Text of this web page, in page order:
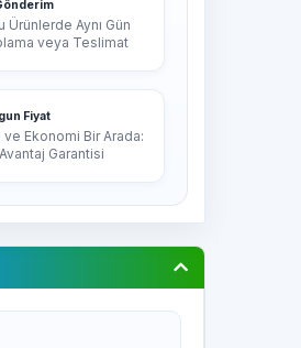
Ürünlerde Aynı Gün
veya Teslimat
Fiyat
ve Ekonomi Bir Arada:
Garantisi